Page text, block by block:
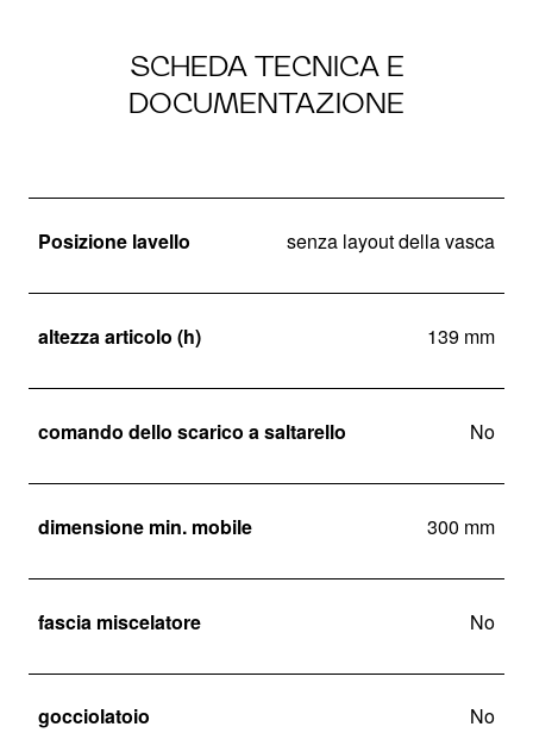
SCHEDA TECNICA E
DOCUMENTAZIONE
Posizione lavello senza layout della vasca
altezza articolo (h) 139 mm
comando dello scarico a saltarello No
dimensione min. mobile 300 mm
fascia miscelatore No
gocciolatoio No